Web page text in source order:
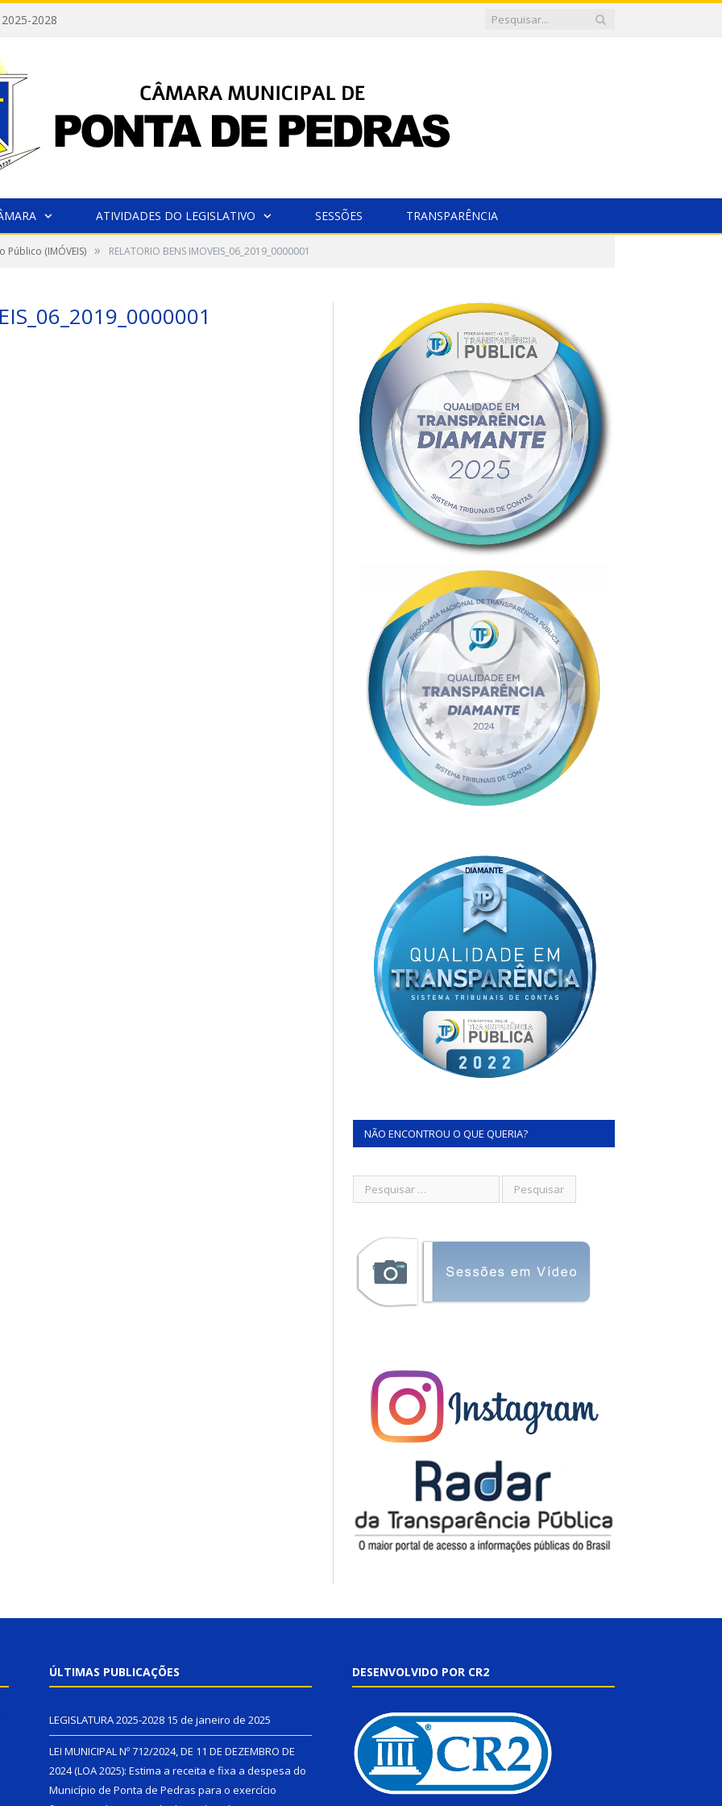
2025-2028
ATIVIDADES DO LEGISLATIVO SESSÕES TRANSPARÊNCIA
(IMÓVEIS) » RELATORIO BENS IMOVEIS_06_2019_0000001
NÃO ENCONTROU O QUE QUERIA?
ÚLTIMAS PUBLICAÇÕES
LEGISLATURA 2025-2028 15 de janeiro de 2025
LEI MUNICIPAL Nº 712/2024, DE 11 DE DEZEMBRO DE
2024 (LOA 2025): Estima a receita e fixa a despesa do
Município de Ponta de Pedras para o exercício
DESENVOLVIDO POR CR2